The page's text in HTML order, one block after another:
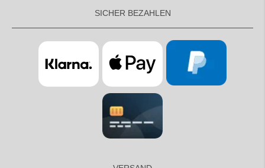
SICHER BEZAHLEN